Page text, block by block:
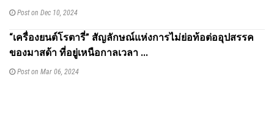
Post on Dec 10, 2024
“เครื่องยนต์โรตารี่” สัญลักษณ์แห่งการไม่ย่อท้อต่ออุปสรรค
ของมาสด้า ที่อยู่เหนือกาลเวลา ...
Post on Mar 06, 2024